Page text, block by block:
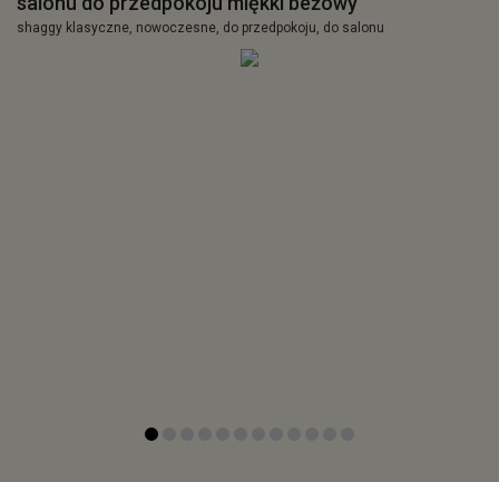
shaggy klasyczne, nowoczesne, do przedpokoju, do salonu